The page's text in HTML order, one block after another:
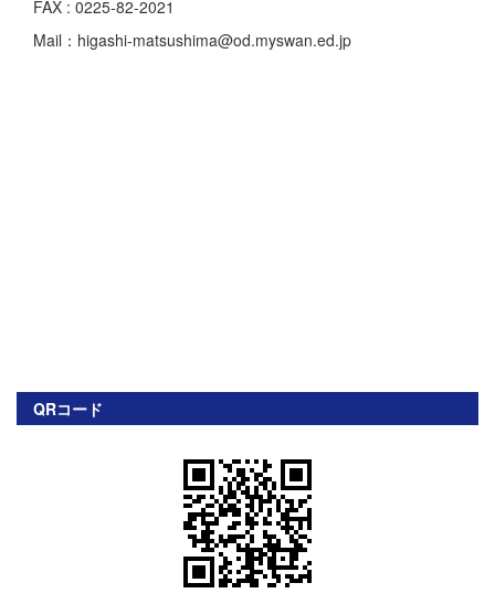
FAX : 0225-82-2021
Mail：higashi-matsushima@od.myswan.ed.jp
QRコード